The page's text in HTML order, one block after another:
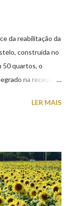
da reabilitação da
construída no
50 quartos, o
na receção,
homenageiam a
LER MAIS